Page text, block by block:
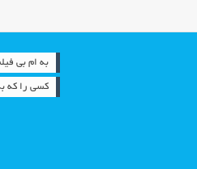
به ام بی فیلم
کسی را که